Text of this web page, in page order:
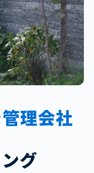
理会社
グ